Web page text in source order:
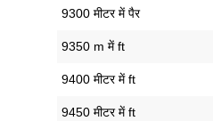
9300 मीटर में पैर
9350 m में ft
9400 मीटर में ft
9450 मीटर में ft